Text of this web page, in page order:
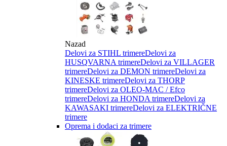
Nazad
Delovi za STIHL trimereDelovi za
HUSQVARNA trimereDelovi za VILLAGER
trimereDelovi za DEMON trimereDelovi za
KINESKE trimereDelovi za THORP
trimereDelovi za OLEO-MAC / Efco
trimereDelovi za HONDA trimereDelovi za
KAWASAKI trimereDelovi za ELEKTRIČNE
trimere
Oprema i dodaci za trimere